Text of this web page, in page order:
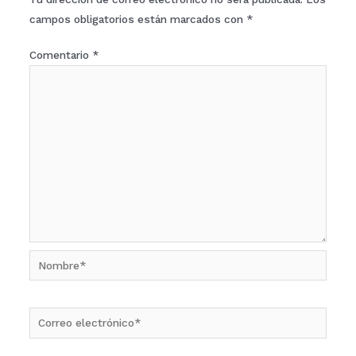
campos obligatorios están marcados con *
Comentario *
Nombre*
electrónico*